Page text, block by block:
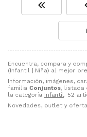
Encuentra, compara y
(Infantil | Niña) al mejor
Información, imágenes,
familia Conjuntos, listada
la categoría Infantil . 52
Novedades, outlet y